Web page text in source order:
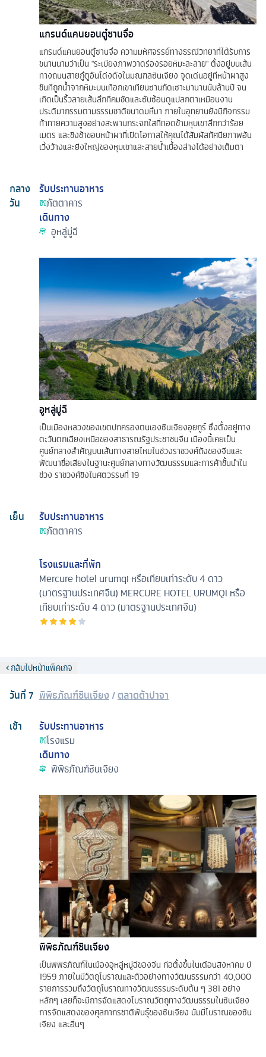
แกรนด์แคนยอนตู๋ซานจื่อ
แกรนด์แคนยอนตู๋ซานจื่อ ความมหัศจรรย์ทางธรณีวิทยาที่ได้รับการ
ขนานนามว่าเป็น "ระเบียงภาพวาดร่องรอยหิมะละลาย" ตั้งอยู่บนเส้น
ทางถนนสายกู๋ตูอันโด่งดังในมณฑลซินเจียง จุดเด่นอยู่ที่หน้าผาสูง
ชันที่ถูกน้ำจากหิมะบนเทือกเขาเทียนซานกัดเซาะมานานนับล้านปี จน
เกิดเป็นริ้วลายเส้นลึกที่คมชัดและซับซ้อนดูแปลกตาเหมือนงาน
ประติมากรรมตามธรรมชาติขนาดมหึมา ภายในอุทยานยังมีกิจกรรม
ท้าทายความสูงอย่างสะพานกระจกใสที่ทอดข้ามหุบเขาลึกกว่าร้อย
เมตร และชิงช้าขอบหน้าผาที่เปิดโอกาสให้คุณได้สัมผัสทัศนียภาพอัน
เวิ้งว้างและยิ่งใหญ่ของหุบเขาและสายน้ำเบื้องล่างได้อย่างเต็มตา
กลาง
วัน
รับประทานอาหาร
ภัตตาคาร
เดินทาง
อูหลู่มู่ฉี
อูหลู่มู่ฉี
เป็นเมืองหลวงของเขตปกครองตนเองซินเจียงอุยกูร์ ซึ่งตั้งอยู่ทาง
ตะวันตกเฉียงเหนือของสาธารณรัฐประชาชนจีน เมืองนี้เคยเป็น
ศูนย์กลางสำคัญบนเส้นทางสายไหมในช่วงราชวงศ์ถังของจีนและ
พัฒนาชื่อเสียงในฐานะศูนย์กลางทางวัฒนธรรมและการค้าชั้นนำใน
ช่วง ราชวงศ์ชิงในศตวรรษที่ 19
เย็น
รับประทานอาหาร
ภัตตาคาร
โรงแรมและที่พัก
Mercure hotel urumqi หรือเทียบเท่าระดับ 4 ดาว
(มาตรฐานประเทศจีน) MERCURE HOTEL URUMQI หรือ
เทียบเท่าระดับ 4 ดาว (มาตรฐานประเทศจีน)
กลับไปหน้าแพ็คเกจ
วันที่7 พิพิธภัณฑ์ซินเจียง/ตลาดต้าปาจา
เช้า
รับประทานอาหาร
โรงแรม
เดินทาง
พิพิธภัณฑ์ซินเจียง
พิพิธภัณฑ์ซินเจียง
เป็นพิพิธภัณฑ์ในเมืองอุหลู่หมู่ฉีของจีน ก่อตั้งขึ้นในเดือนสิงหาคม ปี
1959 ภายในมีวัตถุโบราณและตัวอย่างทางวัฒนธรรมกว่า 40,000
รายการรวมถึงวัตถุโบราณทางวัฒนธรรมระดับต้น ๆ 381 อย่าง
หลักๆ เลยก็จะมีการจัดแสดงโบราณวัตถุทางวัฒนธรรมในซินเจียง
การจัดแสดงของศุลกากรชาติพันธุ์ของซินเจียง มัมมี่โบราณของซิน
เจียง และอื่นๆ